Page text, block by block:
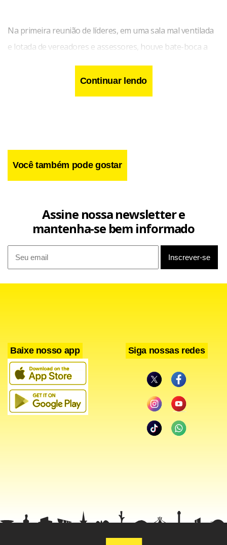
Na primeira reunião de líderes, em uma sala mal ventilada
e lotada de vereadores e assessores, houve bate-boca a
respeito da proposta que surgiu por incômodo de
integrantes do PSOL e do PT.
lei.
“Projeto importante tem que ser votado aqui. Teve matéria
que os vereadores votaram de fora do país”, reclamou, já
no plenário, o vereador Toninho Vespoli (PSOL).
Continuar lendo
Você também pode gostar
Assine nossa newsletter e
mantenha-se bem informado
Baixe nosso app Siga nossas redes